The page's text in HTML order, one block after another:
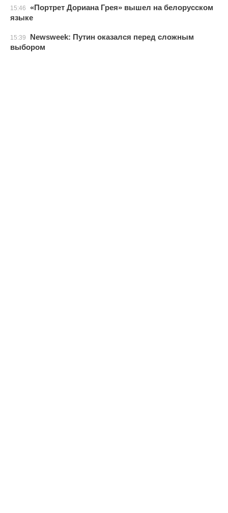
15:46
«Портрет Дориана Грея» вышел на белорусском
языке
15:39
Newsweek: Путин оказался перед сложным
выбором